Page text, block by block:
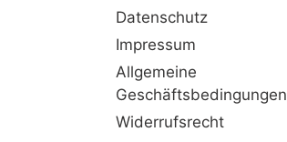
Datenschutz
Impressum
Allgemeine
Geschäftsbedingungen
Widerrufsrecht